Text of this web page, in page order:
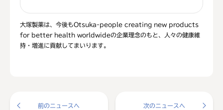
大塚製薬は、今後もOtsuka-people creating new products
for better health worldwideの企業理念のもと、人々の健康維
持・増進に貢献してまいります。
前のニュースへ 次のニュースへ